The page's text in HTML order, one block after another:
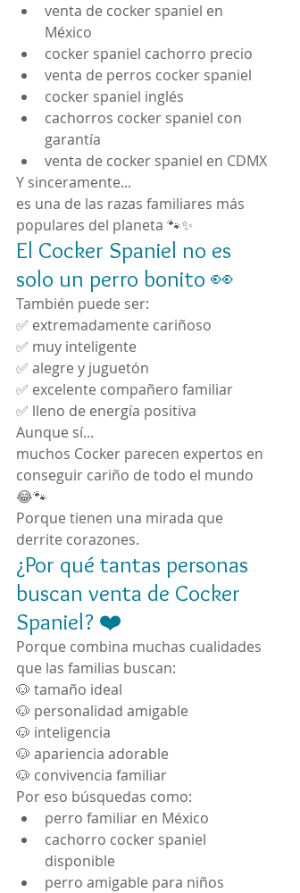
venta de cocker spaniel en
México
cocker spaniel cachorro precio
venta de perros cocker spaniel
cocker spaniel inglés
cachorros cocker spaniel con
garantía
venta de cocker spaniel en CDMX
Y sinceramente...
es una de las razas familiares más
populares del planeta 🐾✨
El Cocker Spaniel no es
solo un perro bonito 👀
También puede ser:
✅ extremadamente cariñoso
✅ muy inteligente
✅ alegre y juguetón
✅ excelente compañero familiar
✅ lleno de energía positiva
Aunque sí...
muchos Cocker parecen expertos en
conseguir cariño de todo el mundo
😂🐾
Porque tienen una mirada que
derrite corazones.
¿Por qué tantas personas
buscan venta de Cocker
Spaniel? ❤️
Porque combina muchas cualidades
que las familias buscan:
🐶 tamaño ideal
🐶 personalidad amigable
🐶 inteligencia
🐶 apariencia adorable
🐶 convivencia familiar
Por eso búsquedas como:
perro familiar en México
cachorro cocker spaniel
disponible
perro amigable para niños